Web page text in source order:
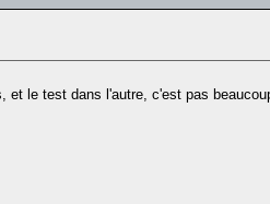
le test dans l'autre, c'est pas